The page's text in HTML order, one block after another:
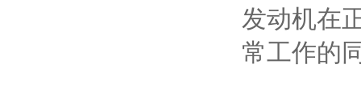
发动机在
常工作的